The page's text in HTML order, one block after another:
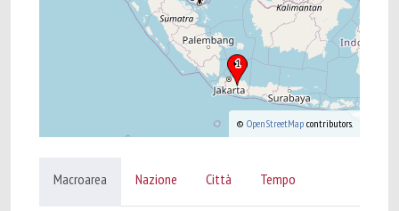
© OpenStreetMap contributors.
Macroarea Nazione Città Tempo